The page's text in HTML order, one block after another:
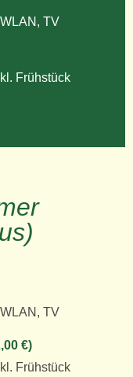
TV
Frühstück
TV
€)
Frühstück